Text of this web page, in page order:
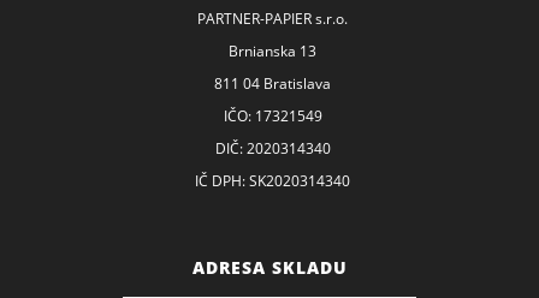
PARTNER-PAPIER s.r.o.
Brnianska 13
811 04 Bratislava
IČO: 17321549
DIČ: 2020314340
IČ DPH: SK2020314340
ADRESA SKLADU